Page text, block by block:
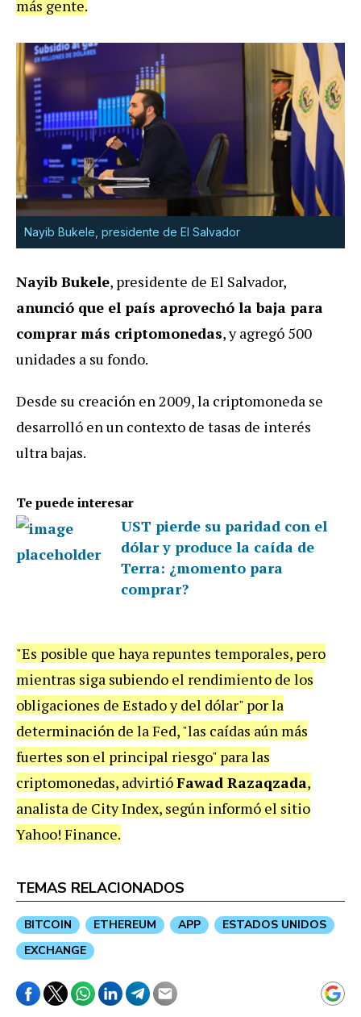
más gente.
Nayib Bukele, presidente de El Salvador
Nayib Bukele, presidente de El Salvador,
anunció que el país aprovechó la baja para
comprar más criptomonedas, y agregó 500
unidades a su fondo.
Desde su creación en 2009, la criptomoneda se
desarrolló en un contexto de tasas de interés
ultra bajas.
Te puede interesar
UST pierde su paridad con el
dólar y produce la caída de
Terra: ¿momento para
comprar?
"Es posible que haya repuntes temporales, pero
mientras siga subiendo el rendimiento de los
obligaciones de Estado y del dólar" por la
determinación de la Fed, "las caídas aún más
fuertes son el principal riesgo" para las
criptomonedas, advirtióFawad Razaqzada,
analista de City Index, según informó el sitio
Yahoo! Finance.
TEMAS RELACIONADOS
BITCOIN ETHEREUM APP
ESTADOS UNIDOS
EXCHANGE